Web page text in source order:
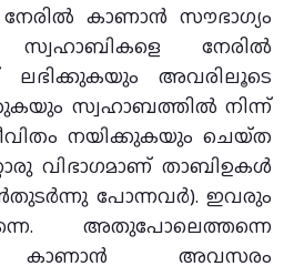
സ്വഹാബികളെ നേരില്‍
അവരിലൂടെ
സ്വഹാബത്തില്‍ നിന്ന്‌
നയിക്കുകയും ചെയ്‌ത
വിഭാഗമാണ്‌ താബിഉകള്‍
പോന്നവര്‍). ഇവരും
അതുപോലെത്തന്നെ
കാണാന്‍ അവസരം